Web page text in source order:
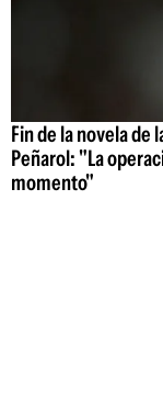
Fin de la novela de
Peñarol: "La
momento"